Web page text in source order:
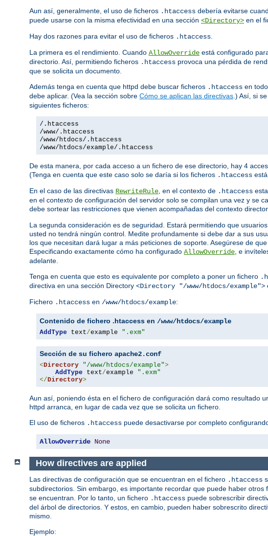
Aun así, generalmente, el uso de ficheros .htaccess debería evitarse
puede usarse con la misma efectividad en una sección <Directory> en el
Hay dos razones para evitar el uso de ficheros .htaccess.
La primera es el rendimiento. Cuando AllowOverride está configurado
directorio. Así, permitiendo ficheros .htaccess provoca una pérdida de
que se solicita un documento.
Además tenga en cuenta que httpd debe buscar ficheros .htaccess en
debe aplicar. (Vea la sección sobre Cómo se aplican las directivas.) Así, si
siguientes ficheros:
/.htaccess
/www/.htaccess
/www/htdocs/.htaccess
/www/htdocs/example/.htaccess
De esta manera, por cada acceso a un fichero de ese directorio, hay 4
(Tenga en cuenta que este caso solo se daría si los ficheros .htaccess
En el caso de las directivas RewriteRule, en el contexto de .htaccess
en el contexto de configuración del servidor solo se compilan una vez y se
debe sortear las restricciones que vienen acompañadas del contexto
La segunda consideración es de seguridad. Estará permitiendo que
usted no tendrá ningún control. Medite profundamente si debe dar a sus
los que necesitan dará lugar a más peticiones de soporte. Asegúrese de
Especificando exactamente cómo ha configurado AllowOverride, e
adelante.
Tenga en cuenta que esto es equivalente por completo a poner un fichero
directiva en una sección Directory <Directory "/www/htdocs/example">
Fichero .htaccess en /www/htdocs/example:
Contenido de fichero .htaccess en /www/htdocs/example
AddType text/example ".exm"
Sección de su fichero apache2.conf
<Directory "/www/htdocs/example">
AddType text/example ".exm"
</Directory>
Aun así, poniendo ésta en el fichero de configuración dará como resultado
httpd arranca, en lugar de cada vez que se solicita un fichero.
El uso de ficheros .htaccess puede desactivarse por completo
AllowOverride None
How directives are applied
Las directivas de configuración que se encuentran en el fichero .htaccess
subdirectorios. Sin embargo, es importante recordar que puede haber otros
se encuentran. Por lo tanto, un fichero .htaccess puede sobrescribir
del árbol de directorios. Y estos, en cambio, pueden haber sobrescrito
mismo.
Ejemplo: